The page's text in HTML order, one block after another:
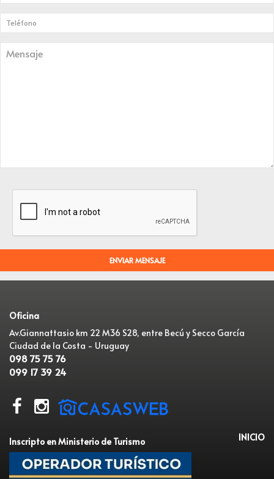
Oficina
Av.Giannattasio km 22 M36 S28, entre Becú y Secco García
Ciudad de la Costa - Uruguay
098 75 75 76
099 17 39 24
INICIO
Inscripto en Ministerio de Turismo